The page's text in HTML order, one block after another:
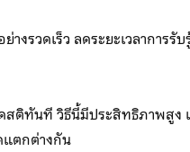
รวดเร็ว ลดระยะเวลาการรั
สติทันที วิธีนี้มีประสิทธิภาพสูง
ตกต่างกัน